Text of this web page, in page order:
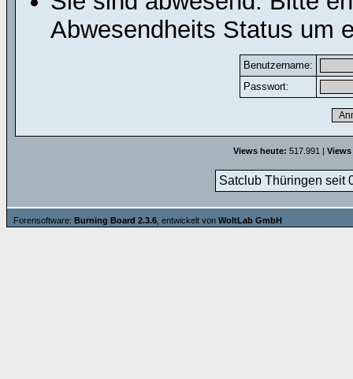
Abwesendheits Status um
Benutzername:
Passwort:
Views heute: 517.991 |
Satclub Thüringen seit
Forensoftware: Burning Board 2.3.6 , entwickelt von WoltLab GmbH